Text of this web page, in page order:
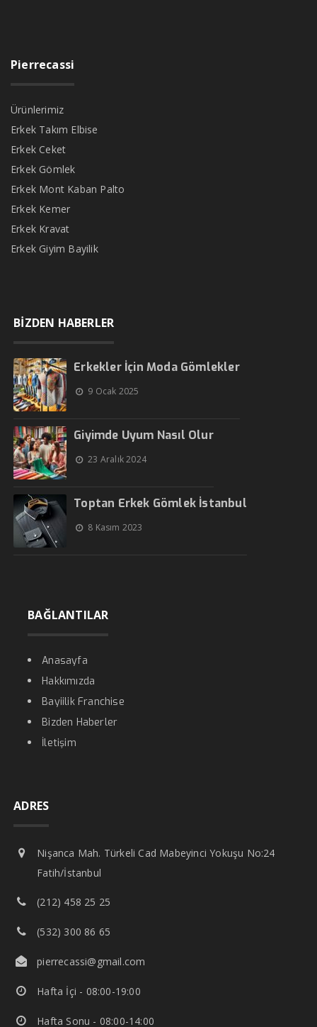
Pierrecassi
Ürünlerimiz
Erkek Takım Elbise
Erkek Ceket
Erkek Gömlek
Erkek Mont Kaban Palto
Erkek Kemer
Erkek Kravat
Erkek Giyim Bayilik
BİZDEN HABERLER
Erkekler İçin Moda Gömlekler
9 Ocak 2025
Giyimde Uyum Nasıl Olur
23 Aralık 2024
Toptan Erkek Gömlek İstanbul
8 Kasım 2023
BAĞLANTILAR
Anasayfa
Hakkımızda
Bayiilik Franchise
Bizden Haberler
İletişim
ADRES
Nişanca Mah. Türkeli Cad Mabeyinci Yokuşu No:24
Fatih/İstanbul
(212) 458 25 25
(532) 300 86 65
pierrecassi@gmail.com
Hafta İçi - 08:00-19:00
Hafta Sonu - 08:00-14:00